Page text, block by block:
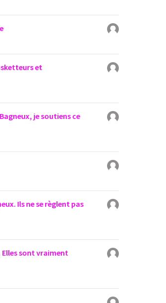
et
je soutiens ce
Ils ne se règlent pas
Elles sont vraiment